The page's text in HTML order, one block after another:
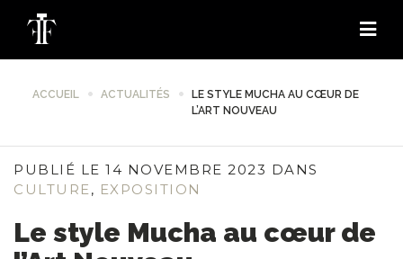
ACCUEIL ACTUALITÉS
LE STYLE MUCHA AU CŒUR DE
L’ART NOUVEAU
PUBLIÉ LE 14 NOVEMBRE 2023 DANS
CULTURE, EXPOSITION
Le style Mucha au cœur de